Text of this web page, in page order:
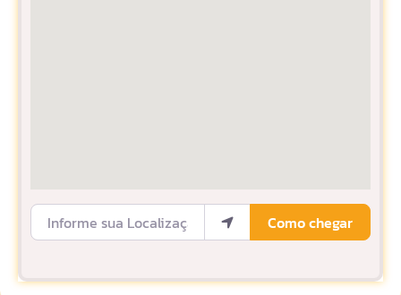
Informe sua Localização
Como chegar